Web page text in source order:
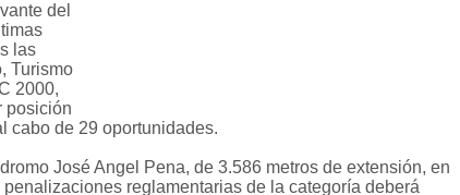
del
las
Turismo
2000,
posición
cabo de 29 oportunidades.
José Angel Pena, de 3.586 metros de extensión, en
reglamentarias de la categoría deberá